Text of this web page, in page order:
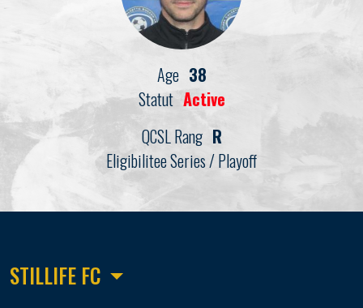
Age 38
Statut Active
QCSL Rang R
Eligibilitee Series / Playoff
STILLIFE FC